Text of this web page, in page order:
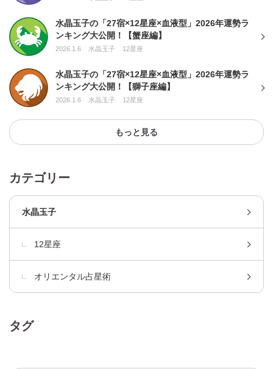
水晶玉子の「27宿×12星座×血液型」2026年運勢ラ
ンキング大公開！【蟹座編】
2026.1.6 水晶玉子 12星座
水晶玉子の「27宿×12星座×血液型」2026年運勢ラ
ンキング大公開！【獅子座編】
2026.1.6 水晶玉子 12星座
もっと見る
カテゴリー
水晶玉子
12星座
オリエンタル占星術
タグ